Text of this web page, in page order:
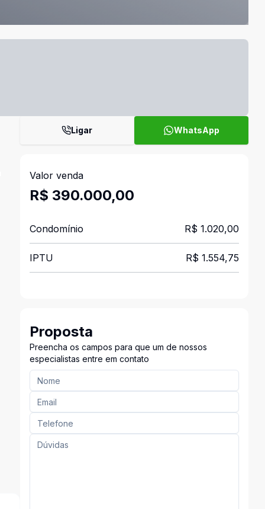
Ligar WhatsApp
Valor venda
R$ 390.000,00
Condomínio R$ 1.020,00
IPTU R$ 1.554,75
Proposta
Preencha os campos para que um de nossos
especialistas entre em contato